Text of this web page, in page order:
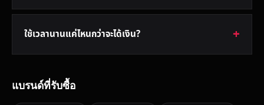
ใช้เวลานานแค่ไหนกว่าจะได้เงิน?
แบรนด์ที่รับซื้อ